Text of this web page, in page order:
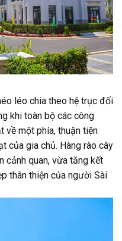
léo chia theo hệ trục đối
khi toàn bộ các công
về một phía, thuận tiện
của gia chủ. Hàng rào cây
cảnh quan, vừa tăng kết
thân thiện của người Sài